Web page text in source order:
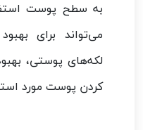
به سطح پوست
می‌تواند برای
لکه‌های پوستی،
کردن پوست مورد